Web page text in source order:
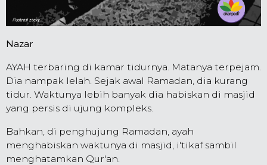
Nazar
AYAH terbaring di kamar tidurnya. Matanya terpejam.
Dia nampak lelah. Sejak awal Ramadan, dia kurang
tidur. Waktunya lebih banyak dia habiskan di masjid
yang persis di ujung kompleks.
Bahkan, di penghujung Ramadan, ayah
menghabiskan waktunya di masjid, i'tikaf sambil
menghatamkan Qur'an.